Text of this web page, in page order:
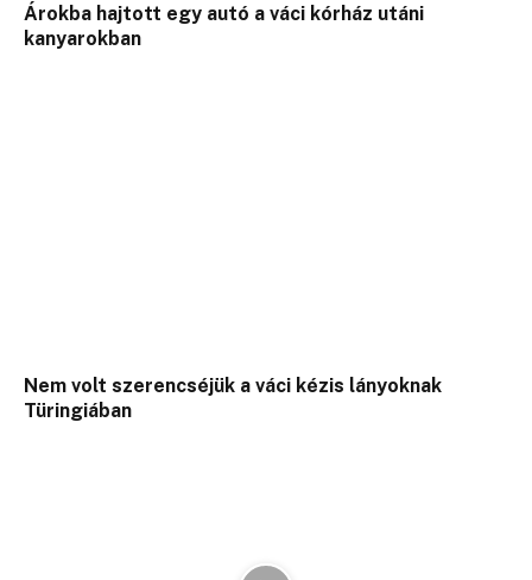
Árokba hajtott egy autó a váci kórház utáni
kanyarokban
Nem volt szerencséjük a váci kézis lányoknak
Türingiában